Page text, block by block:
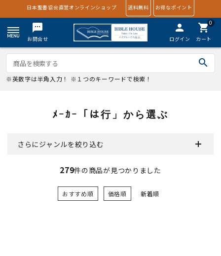
日本聖書協会直営オンラインショップ 送料無料 お得なポイント
textsms
お問合せ
person
ログイン
0
shopping_cart
カート
search
※英数字は半角入力！ ※１つのキーワードで検索！
ﾒｰｶｰ「は行」から選ぶ
さらにジャンルを絞り込む
279件の商品が見つかりました
おすすめ順 価格順 新着順